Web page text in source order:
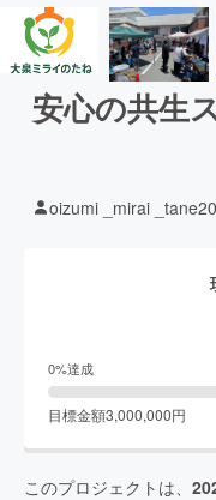
安心の共生
oizumi _mirai
0%達成
目標金額3,000,000円
このプロジェクトは、